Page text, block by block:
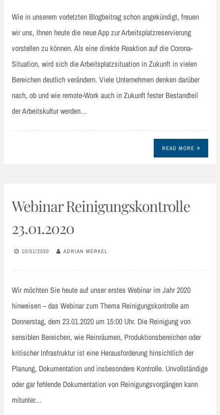
Wie in unserem vorletzten Blogbeitrag schon angekündigt, freuen
wir uns, Ihnen heute die neue App zur Arbeitsplatzreservierung
vorstellen zu können. Als eine direkte Reaktion auf die Corona-
Situation, wird sich die Arbeitsplatzsituation in Zukunft in vielen
Bereichen deutlich verändern. Viele Unternehmen denken darüber
nach, ob und wie remote-Work auch in Zukunft fester Bestandteil
der Arbeitskultur werden…
READ MORE
Webinar Reinigungskontrolle
23.01.2020
10/01/2020 ADRIAN MERKEL
Wir möchten Sie heute auf unser erstes Webinar im Jahr 2020
hinweisen – das Webinar zum Thema Reinigungskontrolle am
Donnerstag, dem 23.01.2020 um 15:00 Uhr. Die Reinigung von
sensiblen Bereichen, wie Reinräumen, Produktionsbereichen oder
kritischer Infrastruktur ist eine Herausforderung hinsichtlich der
Planung, Dokumentation und insbesondere Kontrolle. Unvollständige
oder gar fehlende Dokumentation von Reinigungsvorgängen kann
mitunter…